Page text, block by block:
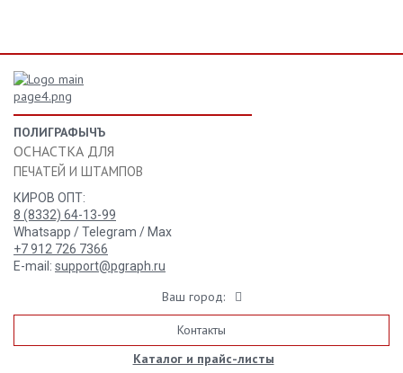
ПОЛИГРАФЫЧЪ
ОСНАСТКА ДЛЯ
ПЕЧАТЕЙ И ШТАМПОВ
КИРОВ ОПТ:
8 (8332) 64-13-99
Whatsapp / Telegram / Max
+7 912 726 7366
E-mail: support@pgraph.ru
Ваш город:
Контакты
Каталог и прайс-листы